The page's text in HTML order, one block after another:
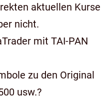
aktuellen Kurse
nicht.
mit TAI-PAN
zu den Original
usw.?